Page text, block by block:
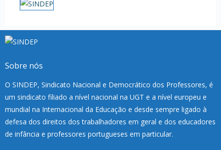
Sobre nós
O SINDEP, Sindicato Nacional e Democrático dos Professores, é
um sindicato filiado a nível nacional na UGT e a nível europeu e
mundial na Internacional da Educação e desde sempre ligado à
defesa dos direitos dos trabalhadores em geral e dos educadores
de infância e professores portugueses em particular.